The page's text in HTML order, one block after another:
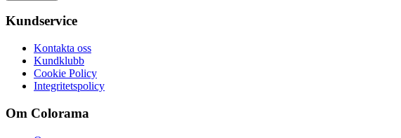
Kundservice
Kontakta oss
Kundklubb
Cookie Policy
Integritetspolicy
Om Colorama